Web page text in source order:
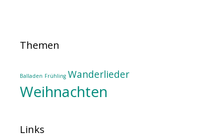
Themen
Balladen Frühling Wanderlieder
Weihnachten
Links